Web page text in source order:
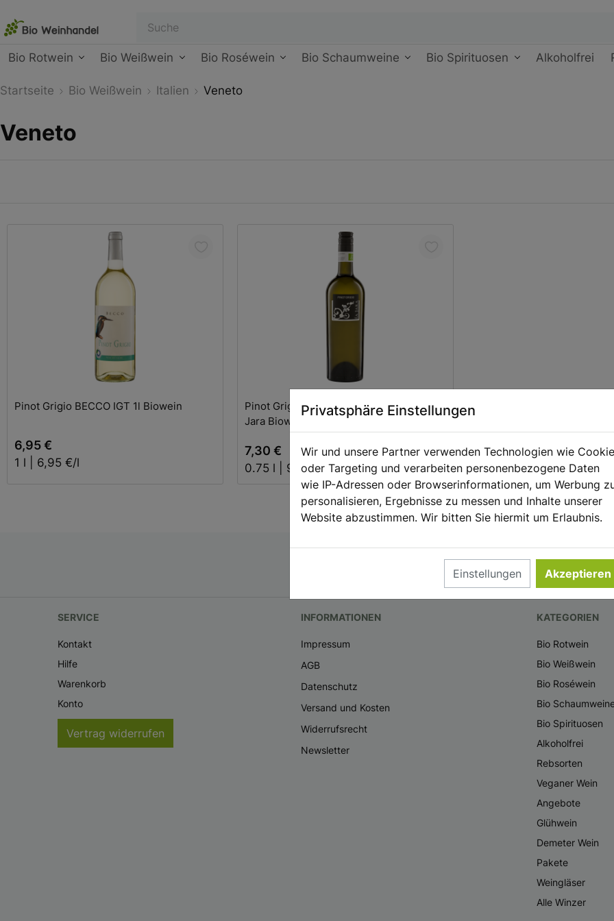
Privatsphäre Einstellungen
Wir und unsere Partner verwenden Technologien wie
oder Targeting und verarbeiten personenbezogene Daten
wie IP-Adressen oder Browserinformationen, um Werbung
personalisieren, Ergebnisse zu messen und Inhalte unserer
Website abzustimmen. Wir bitten Sie hiermit um Erlaubnis.
Einstellungen Akzeptieren
Bio Rotwein Bio Weißwein Bio Roséwein Bio Schaumweine Bio Spirituosen Alkoholfrei
Startseite Bio Weißwein Italien Veneto
Veneto
In den Warenkorb
Pinot Grigio BECCO IGT 1l Biowein
6,95 €
1 l | 6,95 €/l
Pinot Grigio Bianco delle Venezie DOC La
Jara Biowein
7,30 €
0.75 l | 9,73 €/l
SERVICE
Kontakt
Hilfe
Warenkorb
Konto
Vertrag widerrufen
INFORMATIONEN
Impressum
AGB
Datenschutz
Versand und Kosten
Widerrufsrecht
Newsletter
KATEGORIEN
Bio Rotwein
Bio Weißwein
Bio Roséwein
Bio
Bio Spirituosen
Alkoholfrei
Rebsorten
Veganer Wein
Angebote
Glühwein
Demeter Wein
Pakete
Weingläser
Alle Winzer